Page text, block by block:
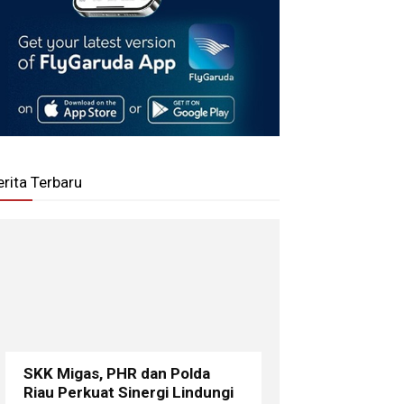
Terbaru
SKK Migas, PHR dan Polda
Riau Perkuat Sinergi Lindungi